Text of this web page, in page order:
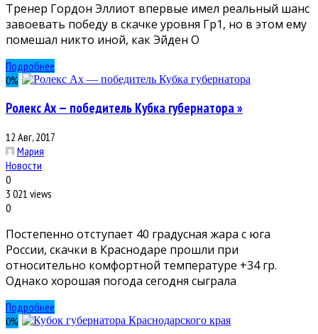
Тренер Гордон Эллиот впервые имел реальный шанс
завоевать победу в скачке уровня Гр1, но в этом ему
помешал никто иной, как Эйден О
Подробнее
0%
Ролекс Ах — победитель Кубка губернатора »
12 Авг, 2017
Мария
Новости
0
3 021 views
0
Постепенно отступает 40 градусная жара с юга
России, скачки в Краснодаре прошли при
относительно комфортной температуре +34 гр.
Однако хорошая погода сегодня сыграла
Подробнее
0%